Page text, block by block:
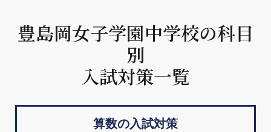
豊島岡女子学園中学校の科目
別
入試対策一覧
算数の入試対策